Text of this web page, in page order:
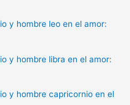
y hombre leo en el amor:
y hombre libra en el amor:
y hombre capricornio en el